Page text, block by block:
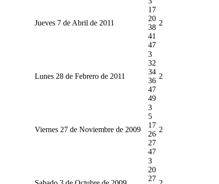
Jueves 7 de Abril de 2011
17
20
38
41
47
2
Lunes 28 de Febrero de 2011
3
32
34
36
47
49
2
Viernes 27 de Noviembre de 2009
3
5
17
26
27
47
2
3
20
27